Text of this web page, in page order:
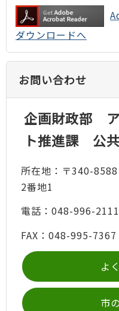
ダウンロードへ
お問い合わせ
企画財政部
ト推進課 公
所在地：〒340-
2番地1
電話：048-996-2111
FAX：048-995-7367
よ
市